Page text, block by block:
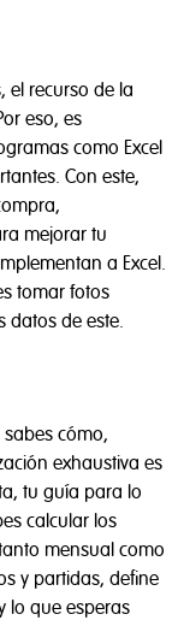
el recurso de la
eso, es
como Excel
Con este,
mejorar tu
a Excel.
tomar fotos
datos de este.
cómo,
exhaustiva es
tu guía para lo
calcular los
mensual como
y partidas, define
lo que esperas